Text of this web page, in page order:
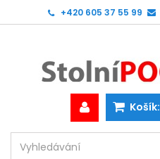
+420 605 37 55 99
Košík: